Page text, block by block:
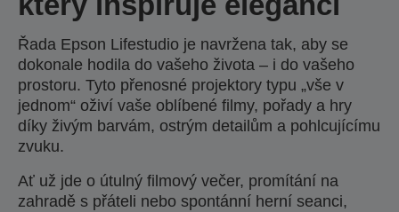
Řada Epson Lifestudio je navržena tak, aby se
dokonale hodila do vašeho života – i do vašeho
prostoru. Tyto přenosné projektory typu „vše v
jednom“ oživí vaše oblíbené filmy, pořady a hry
díky živým barvám, ostrým detailům a pohlcujícímu
zvuku.
Ať už jde o útulný filmový večer, promítání na
zahradě s přáteli nebo spontánní herní seanci,